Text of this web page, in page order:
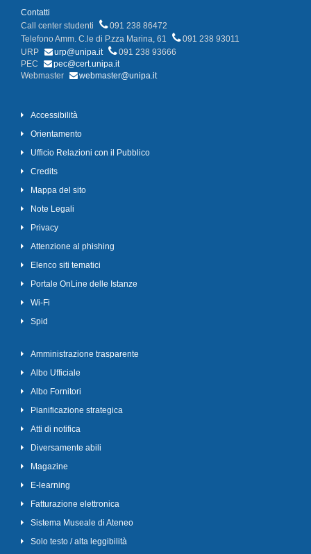
Contatti
Call center studenti
091 238 86472
Telefono Amm. C.le di P.zza Marina, 61
091 238 93011
URP
urp@unipa.it
091 238 93666
PEC
pec@cert.unipa.it
Webmaster
webmaster@unipa.it
Accessibilità
Orientamento
Ufficio Relazioni con il Pubblico
Credits
Mappa del sito
Note Legali
Privacy
Attenzione al phishing
Elenco siti tematici
Portale OnLine delle Istanze
Wi-Fi
Spid
Amministrazione trasparente
Albo Ufficiale
Albo Fornitori
Pianificazione strategica
Atti di notifica
Diversamente abili
Magazine
E-learning
Fatturazione elettronica
Sistema Museale di Ateneo
Solo testo / alta leggibilità